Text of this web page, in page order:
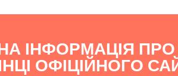
ІНФОРМАЦІЯ
ОФІЦІЙНОГО